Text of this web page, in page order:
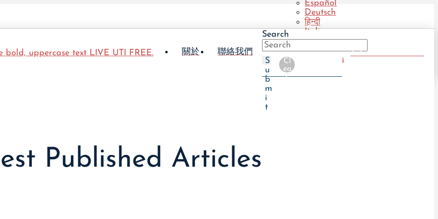
Español
Deutsch
हिन्दी
Italiano
Português
(BR)
Português
關於 聯絡我們
Search
S
u
b
m
i
t
Cl
ea
r
Take The UTI Quiz
Published Articles